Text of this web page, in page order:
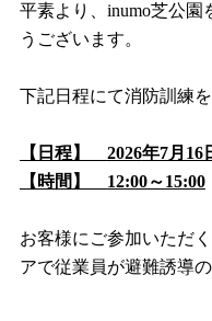
平素より、 inumo芝公園
うございます。
下記日程にて消防訓練
【日程】 2026年7月16
【時間】 12:00～15:00
お客様にご参加いただ
アで従業員が避難誘導